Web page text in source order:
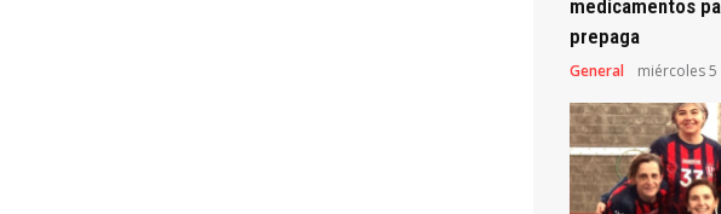
medicamentos
prepaga
General miércoles